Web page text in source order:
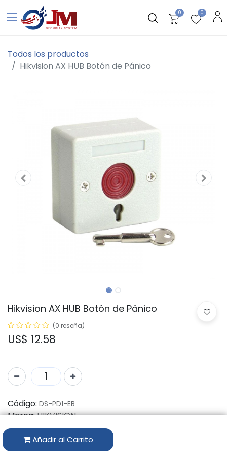
0 0
Todos los productos
Hikvision AX HUB Botón de Pánico
Hikvision AX HUB Botón de Pánico
(0 reseña)
US$ 12.58
Añadir al Carrito
Código: DS-PD1-EB
Marca:HIKVISION
Disponibilidad por Almacén